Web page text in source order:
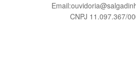
CNPJ 11.097.367/